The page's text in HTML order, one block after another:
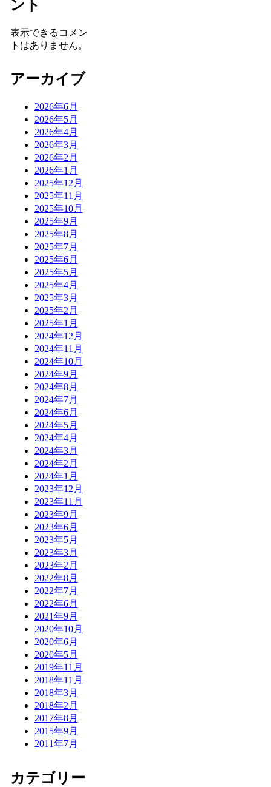
ント
表示できるコメン
トはありません。
アーカイブ
2026年6月
2026年5月
2026年4月
2026年3月
2026年2月
2026年1月
2025年12月
2025年11月
2025年10月
2025年9月
2025年8月
2025年7月
2025年6月
2025年5月
2025年4月
2025年3月
2025年2月
2025年1月
2024年12月
2024年11月
2024年10月
2024年9月
2024年8月
2024年7月
2024年6月
2024年5月
2024年4月
2024年3月
2024年2月
2024年1月
2023年12月
2023年11月
2023年9月
2023年6月
2023年5月
2023年3月
2023年2月
2022年8月
2022年7月
2022年6月
2021年9月
2020年10月
2020年6月
2020年5月
2019年11月
2018年11月
2018年3月
2018年2月
2017年8月
2015年9月
2011年7月
カテゴリー